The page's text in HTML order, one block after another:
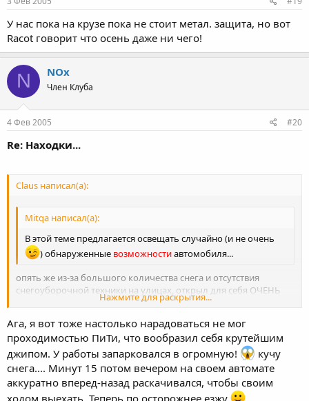
У нас пока на крузе пока не стоит метал. защита, но вот
Racot говорит что осень даже ни чего!
N NOx
Член Клуба
4 Фев 2005 #20
Re: Находки...
Claus написал(а):
Mitqa написал(а):
В этой теме предлагается освещать случайно (и не очень
) обнаруженные возможностиавтомобиля...
Нажмите для раскрытия...
опять же из-за большого количества снега и отсутствия
снегоуборочной техники на улицах, открыл для себя ОЧЕНЬ
хорошие внедорожные качества ПеТьки
гамно...ни черта не держит удары, отрывается
ссс...волочь...пришлось делать тунинх защиты ножницами по
металлу, а то по асвальту скребло, на нерву действовала
Нажмите для раскрытия...
Ага, я вот тоже настолько нарадоваться не мог
проходимостью ПиТи, что вообразил себя крутейшим
джипом. У работы запарковался в огромную!
кучу
снега.... Минут 15 потом вечером на своем автомате
аккуратно вперед-назад раскачивался, чтобы своим
ходом выехать. Теперь по осторожнее езжу